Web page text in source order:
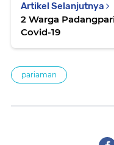
Artikel Selanjutnya
2 Warga
Covid-19
pariaman